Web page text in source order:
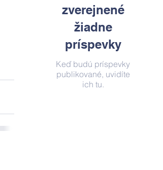
zverejnené
žiadne
príspevky
Keď budú príspevky
publikované, uvidíte
ich tu.